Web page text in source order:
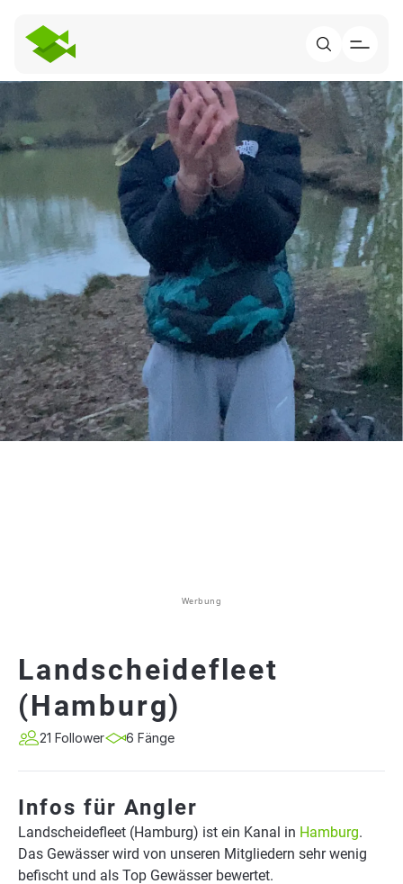
Werbung
Landscheidefleet
(Hamburg)
21 Follower 6 Fänge
Infos für Angler
Landscheidefleet (Hamburg) ist ein Kanal in Hamburg.
Das Gewässer wird von unseren Mitgliedern sehr wenig
befischt und als Top Gewässer bewertet.